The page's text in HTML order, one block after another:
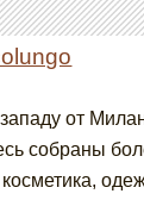
от
собраны